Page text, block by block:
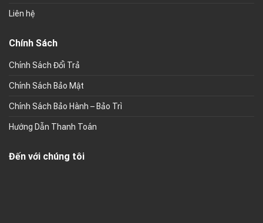
Liên hệ
Chính Sách
Chính Sách Đổi Trả
Chính Sách Bảo Mật
Chính Sách Bảo Hành – Bảo Trì
Hướng Dẫn Thanh Toán
Đến với chúng tôi